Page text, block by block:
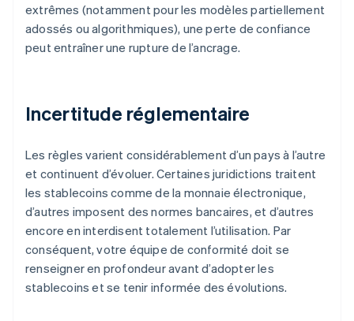
extrêmes (notamment pour les modèles partiellement
adossés ou algorithmiques), une perte de confiance
peut entraîner une rupture de l’ancrage.
Incertitude réglementaire
Les règles varient considérablement d’un pays à l’autre
et continuent d’évoluer. Certaines juridictions traitent
les stablecoins comme de la monnaie électronique,
d’autres imposent des normes bancaires, et d’autres
encore en interdisent totalement l’utilisation. Par
conséquent, votre équipe de conformité doit se
renseigner en profondeur avant d’adopter les
stablecoins et se tenir informée des évolutions.